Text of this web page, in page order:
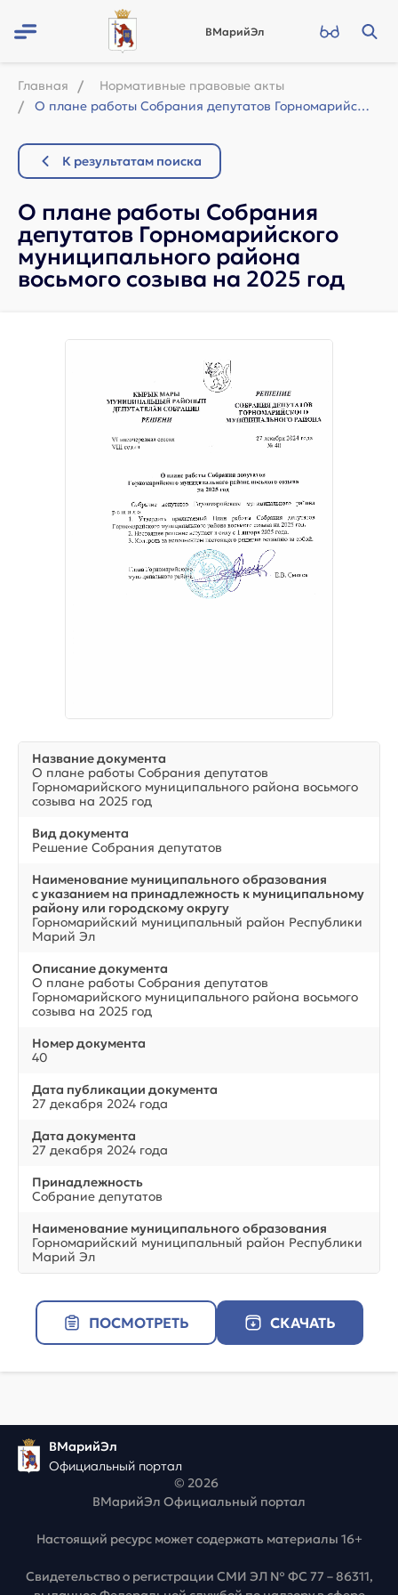
ВМарийЭл
Главная
Нормативные правовые акты
О плане работы Собрания депутатов Горномарийского муниципального района восьмого...
К результатам поиска
О плане работы Собрания
депутатов Горномарийского
муниципального района
восьмого созыва на 2025 год
Название документа
О плане работы Собрания депутатов
Горномарийского муниципального района восьмого
созыва на 2025 год
Вид документа
Решение Собрания депутатов
Наименование муниципального образования
с указанием на принадлежность к муниципальному
району или городскому округу
Горномарийский муниципальный район Республики
Марий Эл
Описание документа
О плане работы Собрания депутатов
Горномарийского муниципального района восьмого
созыва на 2025 год
Номер документа
40
Дата публикации документа
27 декабря 2024 года
Дата документа
27 декабря 2024 года
Принадлежность
Собрание депутатов
Наименование муниципального образования
Горномарийский муниципальный район Республики
Марий Эл
ПОСМОТРЕТЬ СКАЧАТЬ
ВМарийЭл
Официальный портал
© 2026
ВМарийЭл Официальный портал
Настоящий ресурс может содержать материалы 16+
Свидетельство о регистрации СМИ ЭЛ № ФС 77 – 86311,